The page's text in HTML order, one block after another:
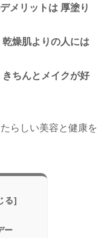
メリットは 厚塗り
燥肌よりの人には
きちんとメイクが好
らしい美容と健康を
ー